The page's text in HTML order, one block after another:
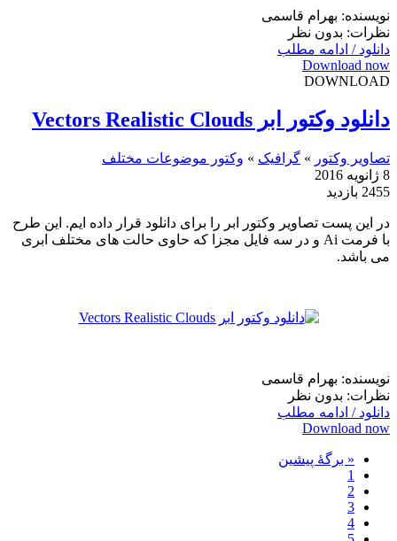
نویسنده: بهرام قاسمی
نظرات: بدون نظر
دانلود / ادامه مطلب
Download now
DOWNLOAD
دانلود وکتور ابر Vectors Realistic Clouds
تصاویر وکتور » گرافیک » وکتور موضوعات مختلف
8 ژانویه 2016
2455 بازدید
در این پست تصاویر وکتور ابر را برای دانلود قرار داده ایم. این طرح
با فرمت Ai و در سه فایل مجزا که حاوی حالت های مختلف ابری
می باشد.
نویسنده: بهرام قاسمی
نظرات: بدون نظر
دانلود / ادامه مطلب
Download now
« برگه‌ٔ پیشین
1
2
3
4